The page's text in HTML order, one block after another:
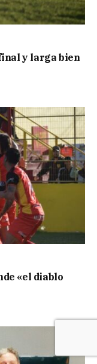
y larga bien
«el diablo